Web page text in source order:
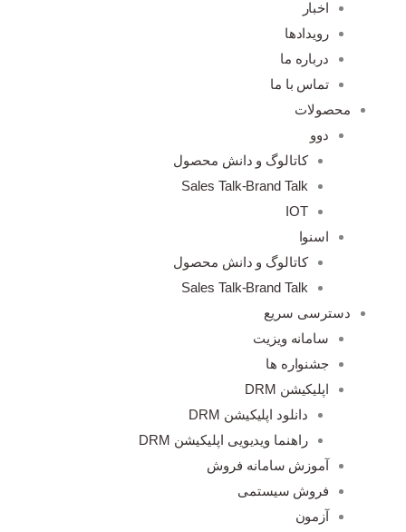
اخبار
رویدادها
درباره ما
تماس با ما
محصولات
دوو
کاتالوگ و دانش محصول
Sales Talk-Brand Talk
IOT
اسنوا
کاتالوگ و دانش محصول
Sales Talk-Brand Talk
دسترسی سریع
سامانه ویزیت
جشنواره ها
اپلیکیشن DRM
دانلود اپلیکیشن DRM
راهنما ویدیویی اپلیکیشن DRM
آموزش سامانه فروش
فروش سیستمی
آزمون